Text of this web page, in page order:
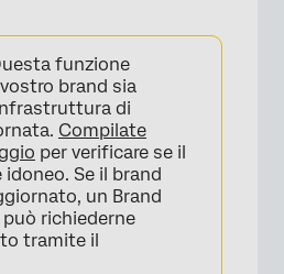
funzione
brand sia
di
Compilate
per verificare se il
Se il brand
un Brand
richiederne
tramite il